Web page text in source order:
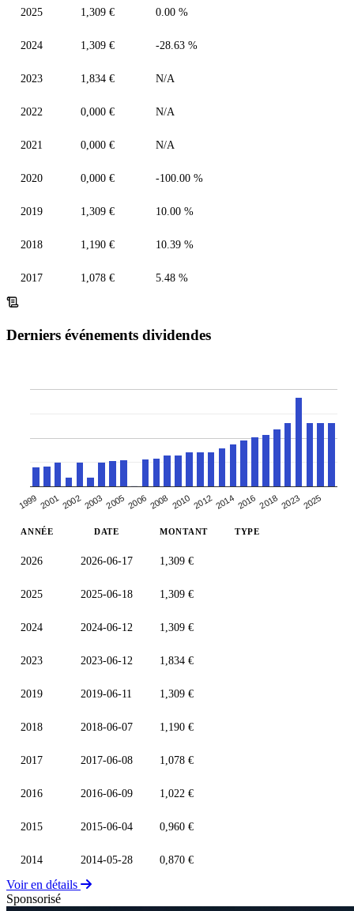
2025 1,309 € 0.00 %
2024 1,309 € -28.63 %
2023 1,834 € N/A
2022 0,000 € N/A
2021 0,000 € N/A
2020 0,000 € -100.00 %
2019 1,309 € 10.00 %
2018 1,190 € 10.39 %
2017 1,078 € 5.48 %
Derniers événements dividendes
1999 2001200220032005 2006 2008 2010 20122014 2016 201820232025
ANNÉE DATE MONTANT TYPE
2026 2026-06-17 1,309 €
2025 2025-06-18 1,309 €
2024 2024-06-12 1,309 €
2023 2023-06-12 1,834 €
2019 2019-06-11 1,309 €
2018 2018-06-07 1,190 €
2017 2017-06-08 1,078 €
2016 2016-06-09 1,022 €
2015 2015-06-04 0,960 €
2014 2014-05-28 0,870 €
Voir en détails
Sponsorisé